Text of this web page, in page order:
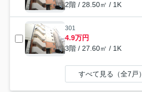
2階 / 28.50㎡ / 1K
301
4.9万円
3階 / 27.60㎡ / 1K
すべて見る（全7戸）